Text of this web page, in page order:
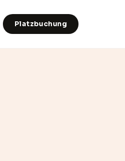
Platzbuchung